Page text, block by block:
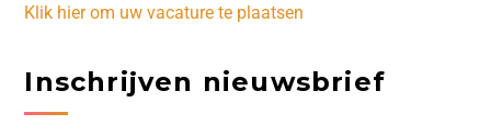
Klik hier om uw vacature te plaatsen
Inschrijven nieuwsbrief